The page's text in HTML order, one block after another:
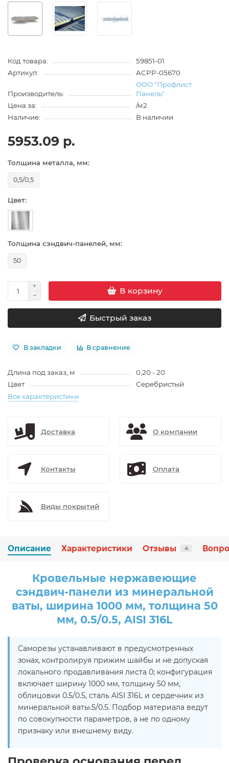
Код товара:
59851-01
Артикул:
ACPP-05670
Производитель:
ООО "Профлист
Панель"
Цена за:
/м2
Наличие:
В наличии
5953.09 р.
Толщина металла, мм:
0,5/0,5
Цвет:
Толщина сэндвич-панелей, мм:
50
В корзину
Быстрый заказ
В закладки В сравнение
Длина под заказ, м
0,20 - 20
Цвет
Серебристый
Все характеристики
Доставка О компании
Контакты Оплата
Виды покрытий
Описание Характеристики Отзывы 4
Кровельные нержавеющие
сэндвич-панели из минеральной
ваты, ширина 1000 мм, толщина 50
мм, 0.5/0.5, AISI 316L
Саморезы устанавливают в предусмотренных
зонах, контролируя прижим шайбы и не допуская
локального продавливания листа 0; конфигурация
включает ширину 1000 мм, толщину 50 мм,
облицовки 0.5/0.5, сталь AISI 316L и сердечник из
минеральной ваты.5/0.5. Подбор материала ведут
по совокупности параметров, а не по одному
признаку или внешнему виду.